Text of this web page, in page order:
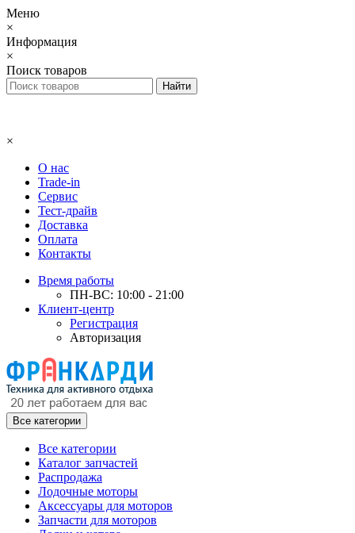
Меню
×
Информация
×
Поиск товаров
×
О нас
Trade-in
Сервис
Тест-драйв
Доставка
Оплата
Контакты
Время работы
ПН-ВС: 10:00 - 21:00
Клиент-центр
Регистрация
Авторизация
Все категории
Все категории
Каталог запчастей
Распродажа
Лодочные моторы
Аксессуары для моторов
Запчасти для моторов